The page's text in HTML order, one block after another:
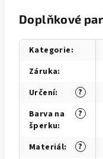
Doplňkové
Kategorie:
Záruka:
?
Určení:
?
Barva na
šperku:
?
Materiál: